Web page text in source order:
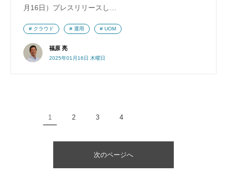
月16日）プレスリリースし…
福原 亮
2025年01月16日 木曜日
クラウド 運用 UOM
1 2 3 4
次のページへ